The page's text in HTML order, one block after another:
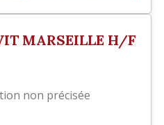
mis…MARSEILLE H/F
non précisée